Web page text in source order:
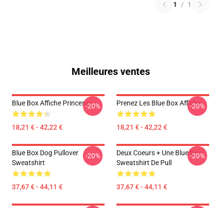
1 / 1
Meilleures ventes
Blue Box Affiche Princesse
18,21 € - 42,22 €
-20% Prenez Les Blue Box Affiche
18,21 € - 42,22 €
-20%
Blue Box Dog Pullover
Sweatshirt
37,67 € - 44,11 €
-20%
Deux Coeurs + Une Blue Box
Sweatshirt De Pull
37,67 € - 44,11 €
-20%